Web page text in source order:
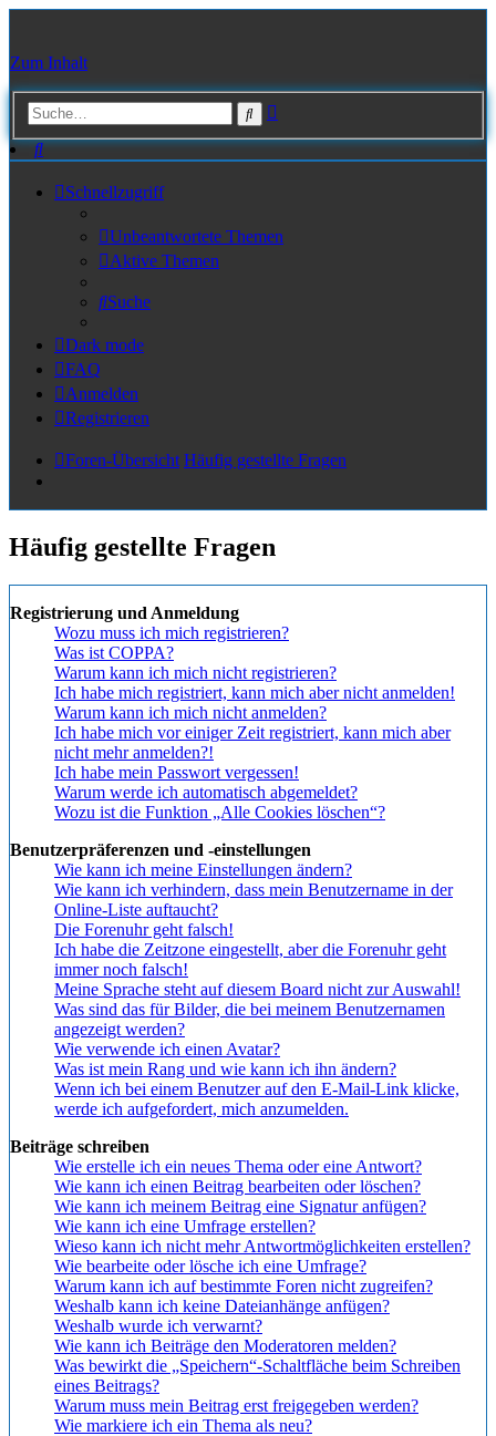
Zum Inhalt
Suche
Suche
Schnellzugriff
Unbeantwortete Themen
Aktive Themen
Suche
Dark mode
FAQ
Anmelden
Registrieren
Foren-Übersicht Häufig gestellte Fragen
Häufig gestellte Fragen
Registrierung und Anmeldung
Wozu muss ich mich registrieren?
Was ist COPPA?
Warum kann ich mich nicht registrieren?
Ich habe mich registriert, kann mich aber nicht anmelden!
Warum kann ich mich nicht anmelden?
Ich habe mich vor einiger Zeit registriert, kann mich aber
nicht mehr anmelden?!
Ich habe mein Passwort vergessen!
Warum werde ich automatisch abgemeldet?
Wozu ist die Funktion „Alle Cookies löschen“?
Benutzerpräferenzen und -einstellungen
Wie kann ich meine Einstellungen ändern?
Wie kann ich verhindern, dass mein Benutzername in der
Online-Liste auftaucht?
Die Forenuhr geht falsch!
Ich habe die Zeitzone eingestellt, aber die Forenuhr geht
immer noch falsch!
Meine Sprache steht auf diesem Board nicht zur Auswahl!
Was sind das für Bilder, die bei meinem Benutzernamen
angezeigt werden?
Wie verwende ich einen Avatar?
Was ist mein Rang und wie kann ich ihn ändern?
Wenn ich bei einem Benutzer auf den E-Mail-Link klicke,
werde ich aufgefordert, mich anzumelden.
Beiträge schreiben
Wie erstelle ich ein neues Thema oder eine Antwort?
Wie kann ich einen Beitrag bearbeiten oder löschen?
Wie kann ich meinem Beitrag eine Signatur anfügen?
Wie kann ich eine Umfrage erstellen?
Wieso kann ich nicht mehr Antwortmöglichkeiten erstellen?
Wie bearbeite oder lösche ich eine Umfrage?
Warum kann ich auf bestimmte Foren nicht zugreifen?
Weshalb kann ich keine Dateianhänge anfügen?
Weshalb wurde ich verwarnt?
Wie kann ich Beiträge den Moderatoren melden?
Was bewirkt die „Speichern“-Schaltfläche beim Schreiben
eines Beitrags?
Warum muss mein Beitrag erst freigegeben werden?
Wie markiere ich ein Thema als neu?